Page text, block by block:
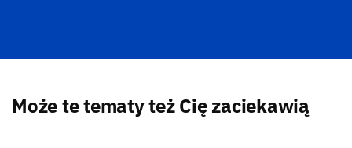
Może te tematy też Cię zaciekawią